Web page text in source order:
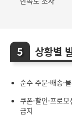
상황별
순수 주문·배송·
쿠폰·할인·프로
금지